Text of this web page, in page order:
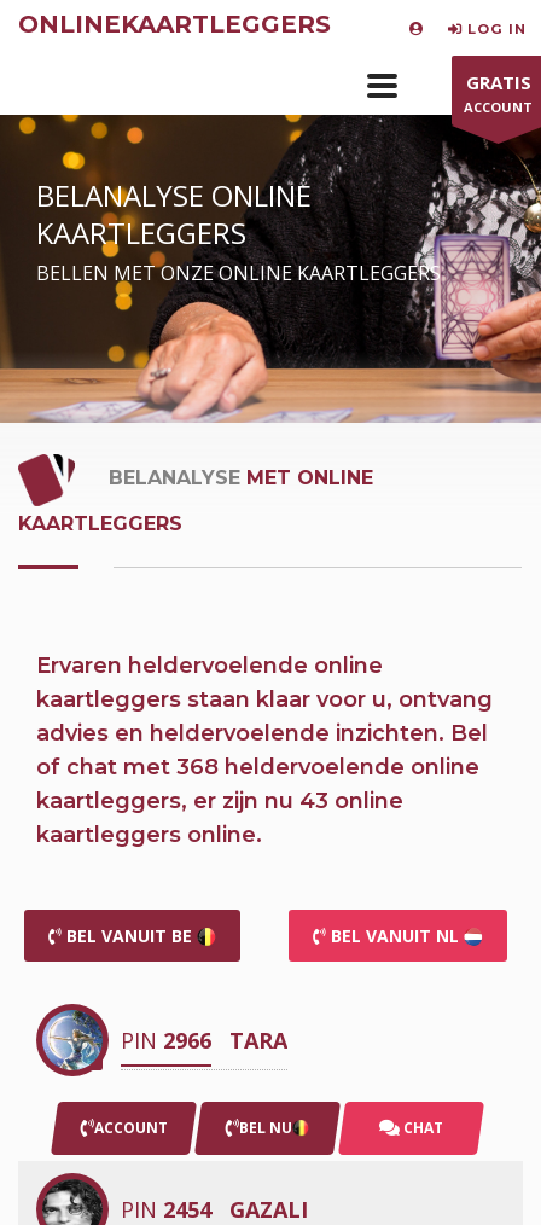
ONLINEKAARTLEGGERS LOG IN
GRATIS
ACCOUNT
BELANALYSE ONLINE
KAARTLEGGERS
BELLEN MET ONZE ONLINE KAARTLEGGERS
BELANALYSE MET ONLINE
KAARTLEGGERS
Ervaren heldervoelende online
kaartleggers staan klaar voor u, ontvang
advies en heldervoelende inzichten. Bel
of chat met 368 heldervoelende online
kaartleggers, er zijn nu 43 online
kaartleggers online.
BEL VANUIT BE BEL VANUIT NL
PIN 2966 TARA
ACCOUNT BEL NU CHAT
PIN 2454 GAZALI